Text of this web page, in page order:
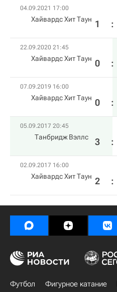
04.09.2021 17:00
Хайвардс Хит Таун 1 :
22.09.2020 21:45
Хайвардс Хит Таун 0 :
07.09.2019 16:00
Хайвардс Хит Таун 0 :
05.09.2017 20:45
Танбридж Вэллс 3 :
02.09.2017 16:00
Хайвардс Хит Таун 2 :
Футбол Фигурное катание